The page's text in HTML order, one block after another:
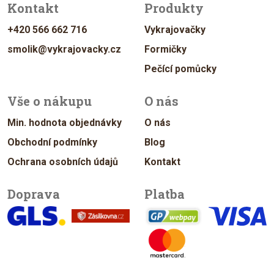
Kontakt
+420 566 662 716
smolik@vykrajovacky.cz
Produkty
Vykrajovačky
Formičky
Pečící pomůcky
Vše o nákupu
Min. hodnota objednávky
Obchodní podmínky
Ochrana osobních údajů
O nás
O nás
Blog
Kontakt
Doprava Platba